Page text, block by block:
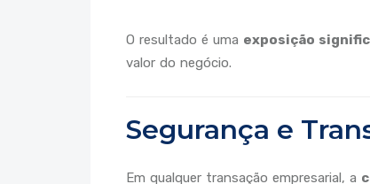
O resultado é uma exposição
valor do negócio.
Segurança e
Em qualquer transação empresarial, a